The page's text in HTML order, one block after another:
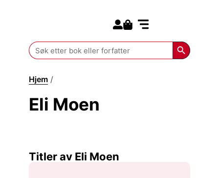
Search
for:
Search
Hjem /
Eli Moen
Titler av Eli Moen